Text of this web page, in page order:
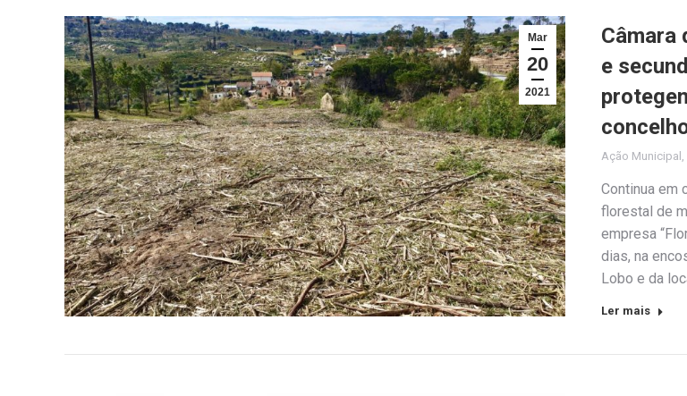
Mar
20
2021
Câmara
e
Ação Municipal ,
Continua em
florestal de
empresa
dias, na
Lobo e da
Ler mais